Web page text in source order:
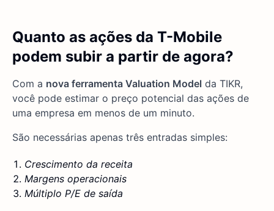
Quanto as ações da T-Mobile
podem subir a partir de agora?
Com a nova ferramenta Valuation Model da TIKR,
você pode estimar o preço potencial das ações de
uma empresa em menos de um minuto.
São necessárias apenas três entradas simples:
Crescimento da receita
Margens operacionais
Múltiplo P/E de saída